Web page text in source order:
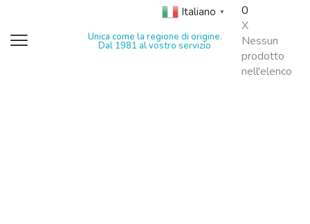
Italiano ▼
Unica come la regione di origine.
Dal 1981 al vostro servizio
0
X
Nessun
prodotto
nell'elenco